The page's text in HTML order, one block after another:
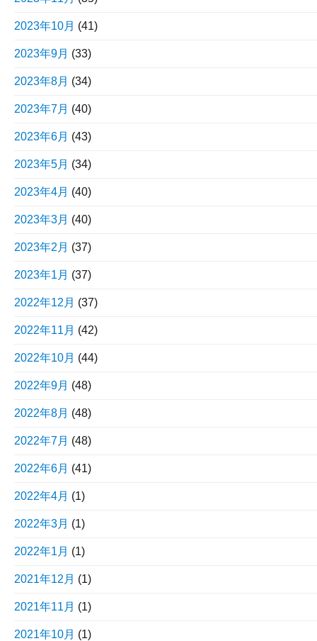
2023年10月 (41)
2023年9月 (33)
2023年8月 (34)
2023年7月 (40)
2023年6月 (43)
2023年5月 (34)
2023年4月 (40)
2023年3月 (40)
2023年2月 (37)
2023年1月 (37)
2022年12月 (37)
2022年11月 (42)
2022年10月 (44)
2022年9月 (48)
2022年8月 (48)
2022年7月 (48)
2022年6月 (41)
2022年4月 (1)
2022年3月 (1)
2022年1月 (1)
2021年12月 (1)
2021年11月 (1)
2021年10月 (1)